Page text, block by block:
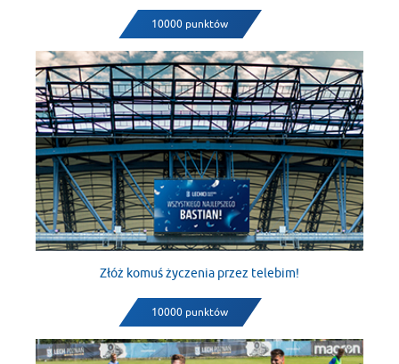
10000 punktów
Złóż komuś życzenia przez telebim!
10000 punktów